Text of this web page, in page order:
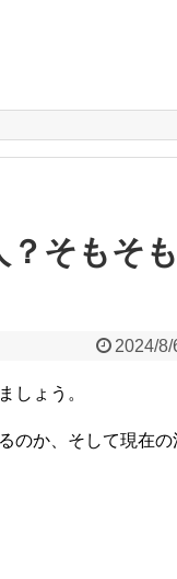
そもそ
2024/8/
しょう。
のか、そして現在の